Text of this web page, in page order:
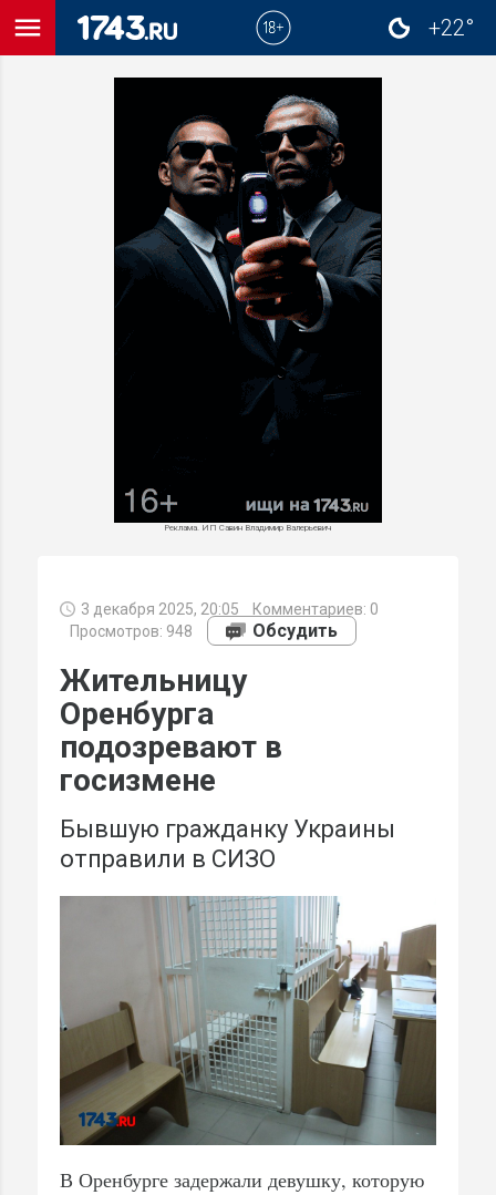
menu
+22°
Реклама. ИП Савин Владимир Валерьевич
3 декабря 2025, 20:05 Комментариев: 0
Просмотров: 948
Обсудить
Жительницу
Оренбурга
подозревают в
госизмене
Бывшую гражданку Украины
отправили в СИЗО
В Оренбурге задержали девушку, которую